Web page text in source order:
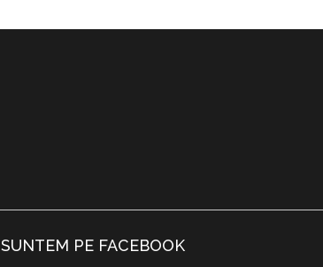
SUNTEM PE FACEBOOK